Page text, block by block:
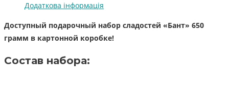
Додаткова інформація
Доступный подарочный набор сладостей «Бант» 650
грамм в картонной коробке!
Состав набора: